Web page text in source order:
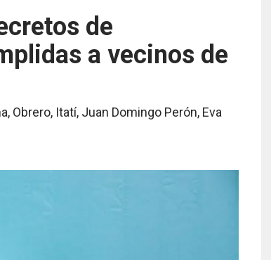
de
a vecinos de
Obrero, Itatí, Juan Domingo Perón, Eva